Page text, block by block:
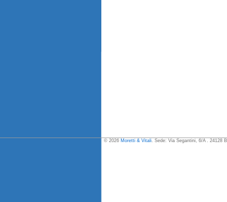
© 2026 Moretti & Vitali . Sede: Via Segantini, 6/A . 24128